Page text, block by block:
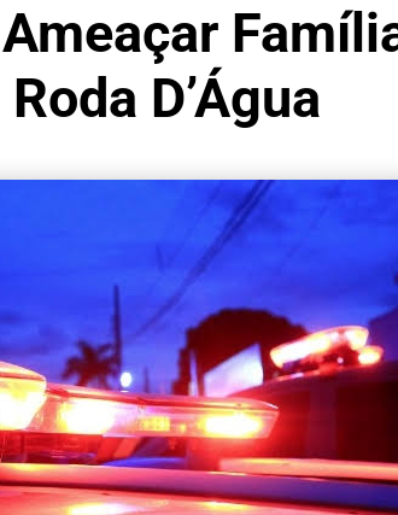
Roda D’Água